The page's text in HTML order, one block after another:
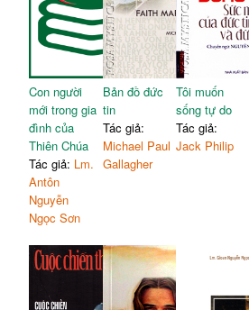
Con người
mới trong gia
đình của
Thiên Chúa
Tác giả: Lm.
Antôn
Nguyễn
Ngọc Sơn
Bản đồ đức
tin
Tác giả:
Michael Paul
Gallagher
Tôi muốn
sống tự do
Tác giả:
Jack Philip